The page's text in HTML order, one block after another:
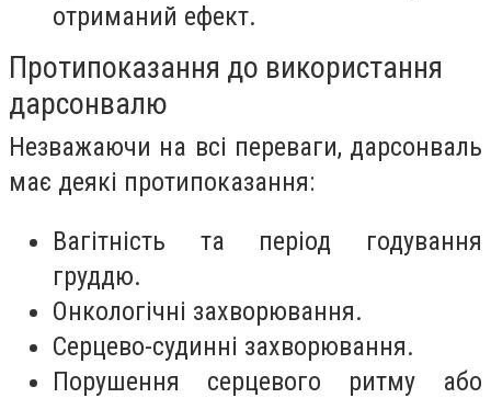
отриманий ефект.
Протипоказання до використання
дарсонвалю
Незважаючи на всі переваги, дарсонваль
має деякі протипоказання:
Вагітність та період годування
груддю.
Онкологічні захворювання.
Серцево-судинні захворювання.
Порушення серцевого ритму або